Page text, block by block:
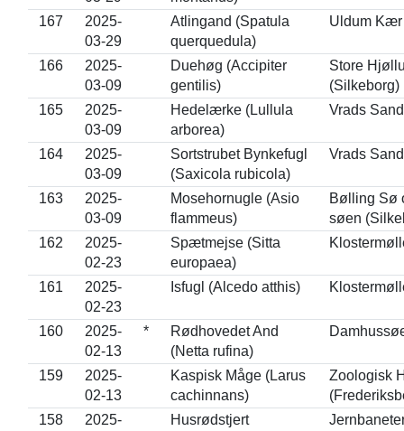
167
2025-
03-29
Atlingand (Spatula
querquedula)
Uldum Kær
166
2025-
03-09
Duehøg (Accipiter
gentilis)
Store
(Silkeborg)
165
2025-
03-09
Hedelærke (Lullula
arborea)
Vrads
164
2025-
03-09
Sortstrubet Bynkefugl
(Saxicola rubicola)
Vrads
163
2025-
03-09
Mosehornugle (Asio
flammeus)
Bølling Sø
søen
162
2025-
02-23
Spætmejse (Sitta
europaea)
161
2025-
02-23
Isfugl (Alcedo atthis)
160
2025-
02-13
*
Rødhovedet And
(Netta rufina)
159
2025-
02-13
Kaspisk Måge (Larus
cachinnans)
Zoologisk
158
2025-
Husrødstjert